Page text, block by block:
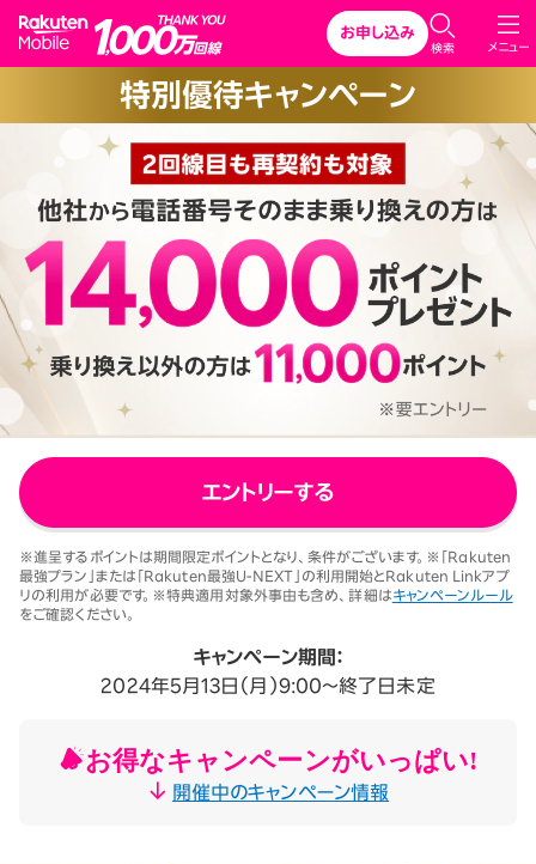
Rakuten Mobile
メニュー
検索
お申し込み
特別優待キャンペーン
エントリーする
※進呈するポイントは期間限定ポイントとなり、条件がございます。※「Rakuten
最強プラン」または「Rakuten最強U-NEXT」の利用開始とRakuten Linkアプ
リの利用が必要です。※特典適用対象外事由も含め、詳細はキャンペーンルール
をご確認ください。
キャンペーン期間：
2024年5月13日（月）9:00～終了日未定
お得なキャンペーンがいっぱい!
開催中のキャンペーン情報
※1 同一名義で累計5回線以上ご契約の場合、2025年11月19日より1回
線につき3,500円（税込3,850円、開通翌々月に確定）。「累計」とは、楽
天モバイルがサービスを本格開始した2020年4月8日以降に契約され
たすべての回線（解約済みの回線も含む）の合計数を指します。
C
l
s
e